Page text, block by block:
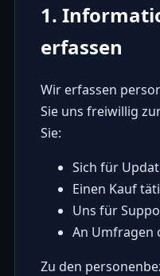
1.
erfassen
Wir erfassen
Sie uns freiwillig
Sie:
Sich für
Einen Kauf
Uns für
An Umfragen
Zu den